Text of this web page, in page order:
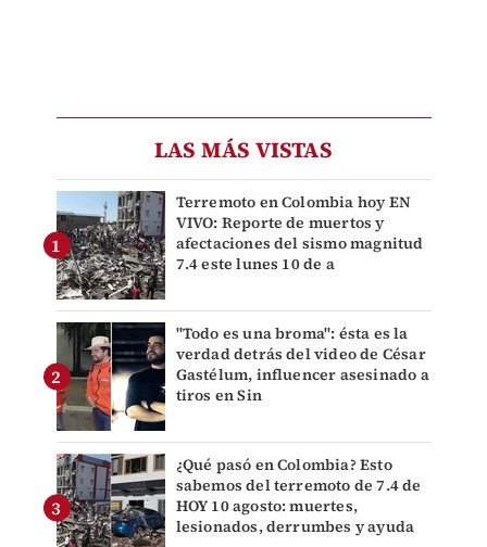
LAS MÁS VISTAS
Terremoto en Colombia hoy EN
VIVO: Reporte de muertos y
afectaciones del sismo magnitud
7.4 este lunes 10 de a
"Todo es una broma": ésta es la
verdad detrás del video de César
Gastélum, influencer asesinado a
tiros en Sin
¿Qué pasó en Colombia? Esto
sabemos del terremoto de 7.4 de
HOY 10 agosto: muertes,
lesionados, derrumbes y ayuda